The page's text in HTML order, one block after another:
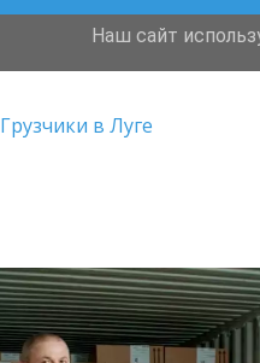
Грузчики в Луге
Наш сайт